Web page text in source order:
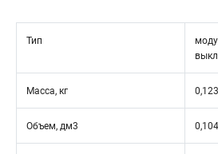
Тип
Масса, кг 0,123
Объем, дм3 0,104